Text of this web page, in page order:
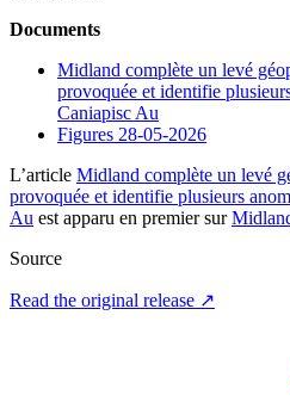
Documents
Midland complète un levé
provoquée et identifie
Caniapisc Au
Figures 28-05-2026
L’article Midland complète un levé
provoquée et identifie plusieurs
Au est apparu en premier sur
Source
Read the original release ↗